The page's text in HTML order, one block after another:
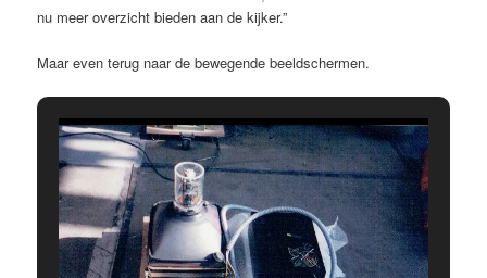
nu meer overzicht bieden aan de kijker.”
Maar even terug naar de bewegende beeldschermen.